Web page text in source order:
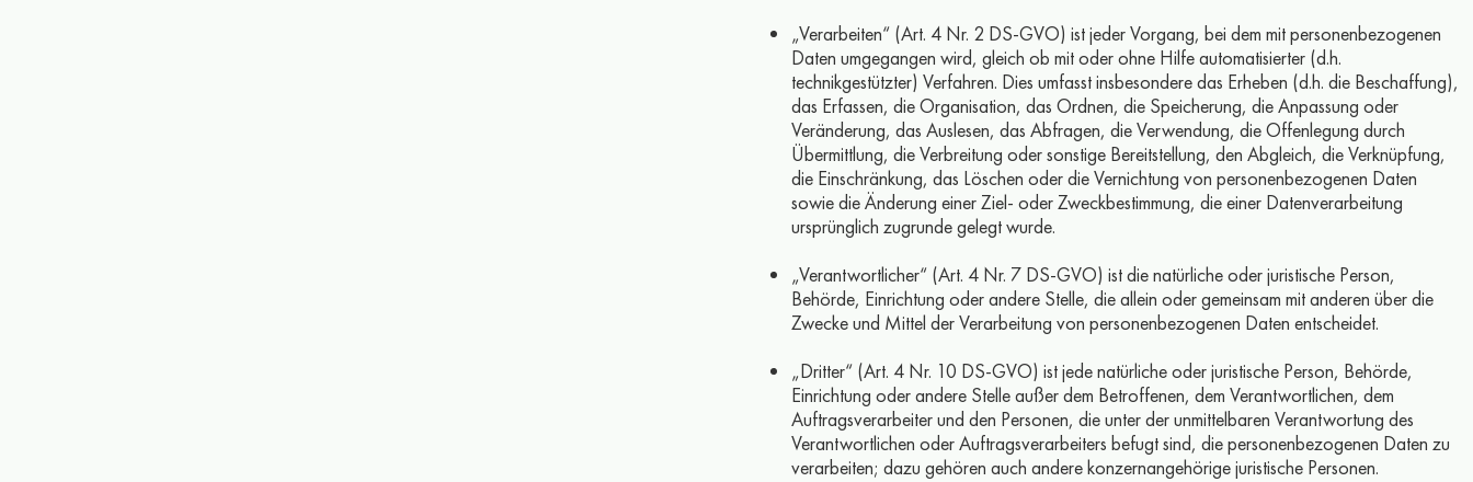
„Verarbeiten“ (Art. 4 Nr. 2 DS-GVO) ist jeder Vorgang, bei dem mit personenbezogenen
Daten umgegangen wird, gleich ob mit oder ohne Hilfe automatisierter (d.h.
technikgestützter) Verfahren. Dies umfasst insbesondere das Erheben (d.h. die Beschaffung),
das Erfassen, die Organisation, das Ordnen, die Speicherung, die Anpassung oder
Veränderung, das Auslesen, das Abfragen, die Verwendung, die Offenlegung durch
Übermittlung, die Verbreitung oder sonstige Bereitstellung, den Abgleich, die Verknüpfung,
die Einschränkung, das Löschen oder die Vernichtung von personenbezogenen Daten
sowie die Änderung einer Ziel- oder Zweckbestimmung, die einer Datenverarbeitung
ursprünglich zugrunde gelegt wurde.
„Verantwortlicher“ (Art. 4 Nr. 7 DS-GVO) ist die natürliche oder juristische Person,
Behörde, Einrichtung oder andere Stelle, die allein oder gemeinsam mit anderen über die
Zwecke und Mittel der Verarbeitung von personenbezogenen Daten entscheidet.
„Dritter“ (Art. 4 Nr. 10 DS-GVO) ist jede natürliche oder juristische Person, Behörde,
Einrichtung oder andere Stelle außer dem Betroffenen, dem Verantwortlichen, dem
Auftragsverarbeiter und den Personen, die unter der unmittelbaren Verantwortung des
Verantwortlichen oder Auftragsverarbeiters befugt sind, die personenbezogenen Daten zu
verarbeiten; dazu gehören auch andere konzernangehörige juristische Personen.